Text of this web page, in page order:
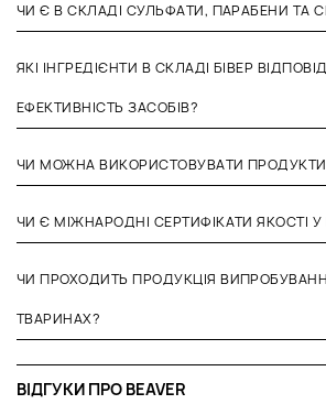
ЧИ Є В СКЛАДІ СУЛЬФАТИ, ПАРАБЕНИ ТА
ЯКІ ІНГРЕДІЄНТИ В СКЛАДІ БІВЕР
ЕФЕКТИВНІСТЬ ЗАСОБІВ?
ЧИ МОЖНА ВИКОРИСТОВУВАТИ
ЧИ Є МІЖНАРОДНІ СЕРТИФІКАТИ ЯКОСТІ
ЧИ ПРОХОДИТЬ ПРОДУКЦІЯ
ТВАРИНАХ?
ВІДГУКИ ПРО BEAVER